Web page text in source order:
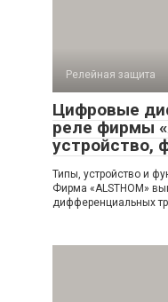
Релейная защита
Цифровые
реле фирмы
устройство,
Типы, устройство и
Фирма «ALSTHOM»
дифференциальных